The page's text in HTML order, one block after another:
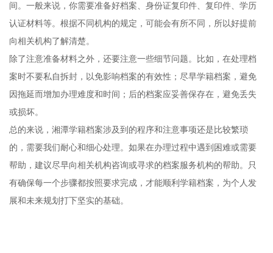
间。一般来说，你需要准备好档案、身份证复印件、复印件、学历
认证材料等。根据不同机构的规定，可能会有所不同，所以好提前
向相关机构了解清楚。
除了注意准备材料之外，还要注意一些细节问题。比如，在处理档
案时不要私自拆封，以免影响档案的有效性；尽早学籍档案，避免
因拖延而增加办理难度和时间；后的档案应妥善保存在，避免丢失
或损坏。
总的来说，湘潭学籍档案涉及到的程序和注意事项还是比较繁琐
的，需要我们耐心和细心处理。如果在办理过程中遇到困难或需要
帮助，建议尽早向相关机构咨询或寻求的档案服务机构的帮助。只
有确保每一个步骤都按照要求完成，才能顺利学籍档案，为个人发
展和未来规划打下坚实的基础。